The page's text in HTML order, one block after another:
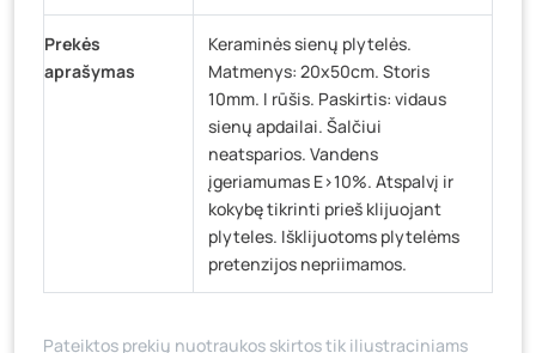
Prekės
aprašymas
Keraminės sienų plytelės.
Matmenys: 20x50cm. Storis
10mm. I rūšis. Paskirtis: vidaus
sienų apdailai. Šalčiui
neatsparios. Vandens
įgeriamumas E>10%. Atspalvį ir
kokybę tikrinti prieš klijuojant
plyteles. Išklijuotoms plytelėms
pretenzijos nepriimamos.
Pateiktos prekių nuotraukos skirtos tik iliustraciniams